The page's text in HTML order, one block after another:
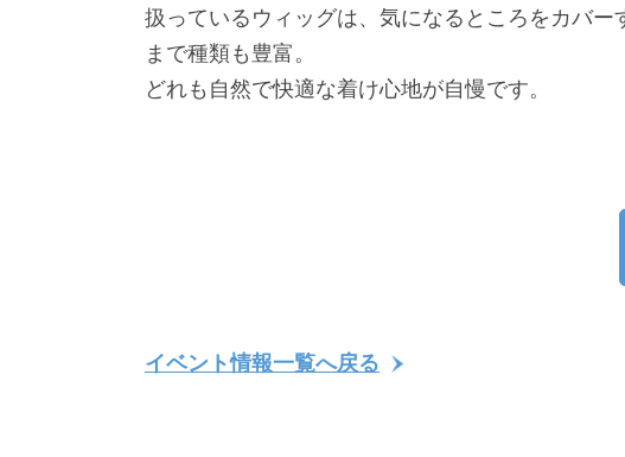
扱っているウィッグは、気になるところをカバ
まで種類も豊富。
どれも自然で快適な着け心地が自慢です。
イベント情報一覧へ戻る